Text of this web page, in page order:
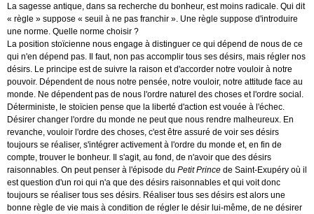
La sagesse antique, dans sa recherche du bonheur, est moins radicale. Qui dit
« règle » suppose « seuil à ne pas franchir ». Une règle suppose d'introduire
une norme. Quelle norme choisir ?
La position stoïcienne nous engage à distinguer ce qui dépend de nous de ce
qui n'en dépend pas. Il faut, non pas accomplir tous ses désirs, mais régler nos
désirs. Le principe est de suivre la raison et d'accorder notre vouloir à notre
pouvoir. Dépendent de nous notre pensée, notre vouloir, notre attitude face au
monde. Ne dépendent pas de nous l'ordre naturel des choses et l'ordre social.
Déterministe, le stoïcien pense que la liberté d'action est vouée à l'échec.
Désirer changer l'ordre du monde ne peut que nous rendre malheureux. En
revanche, vouloir l'ordre des choses, c'est être assuré de voir ses désirs
toujours se réaliser, s'intégrer activement à l'ordre du monde et, en fin de
compte, trouver le bonheur. Il s'agit, au fond, de n'avoir que des désirs
raisonnables. On peut penser à l'épisode du Petit Prince de Saint-Exupéry où il
est question d'un roi qui n'a que des désirs raisonnables et qui voit donc
toujours se réaliser tous ses désirs. Réaliser tous ses désirs est alors une
bonne règle de vie mais à condition de régler le désir lui-même, de ne désirer